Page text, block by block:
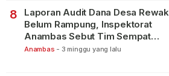
8
Laporan Audit Dana Desa Rewak
Belum Rampung, Inspektorat
Anambas Sebut Tim Sempat
Terbagi Tangani Kasus Lain
Anambas - 3 minggu yang lalu